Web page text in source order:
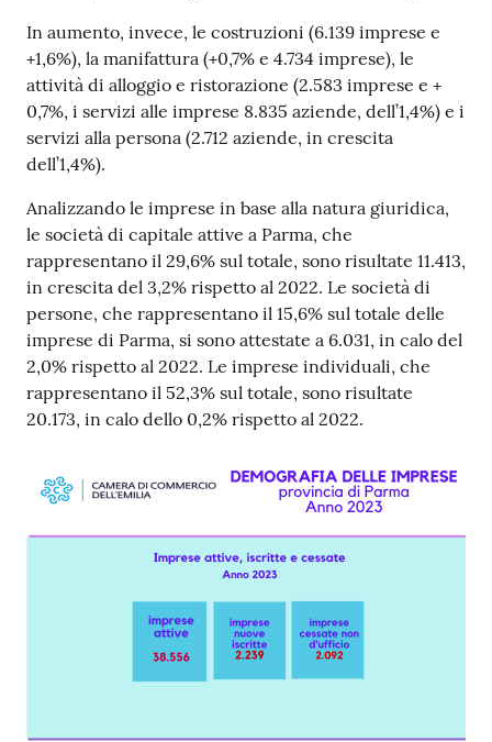
In aumento, invece, le costruzioni (6.139 imprese e
+1,6%), la manifattura (+0,7% e 4.734 imprese), le
attività di alloggio e ristorazione (2.583 imprese e +
0,7%, i servizi alle imprese 8.835 aziende, dell’1,4%) e i
servizi alla persona (2.712 aziende, in crescita
dell’1,4%).
Analizzando le imprese in base alla natura giuridica,
le società di capitale attive a Parma, che
rappresentano il 29,6% sul totale, sono risultate 11.413,
in crescita del 3,2% rispetto al 2022. Le società di
persone, che rappresentano il 15,6% sul totale delle
imprese di Parma, si sono attestate a 6.031, in calo del
2,0% rispetto al 2022. Le imprese individuali, che
rappresentano il 52,3% sul totale, sono risultate
20.173, in calo dello 0,2% rispetto al 2022.